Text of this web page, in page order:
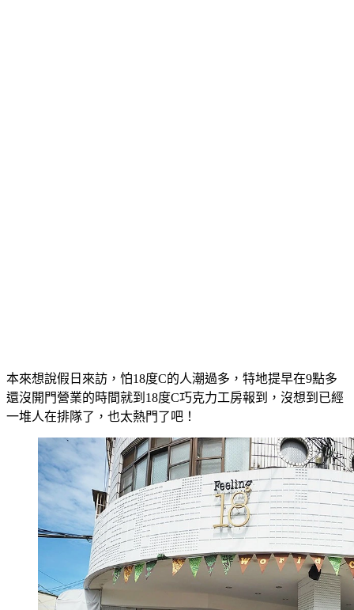
本來想說假日來訪，怕18度C的人潮過多，特地提早在9點多
還沒開門營業的時間就到18度C巧克力工房報到，沒想到已經
一堆人在排隊了，也太熱門了吧！